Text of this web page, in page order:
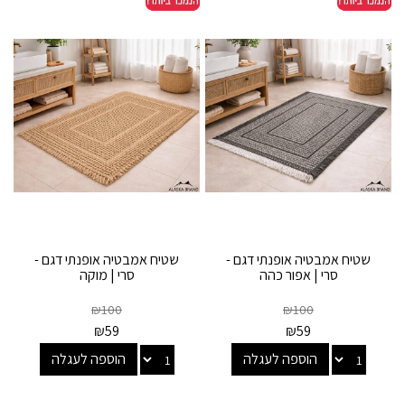
שטיח אמבטיה אופנתי דגם -
סרי | אפור כהה
₪100
₪59
הוספה לעגלה
שטיח אמבטיה אופנתי דגם -
סרי | מוקה
₪100
₪59
הוספה לעגלה